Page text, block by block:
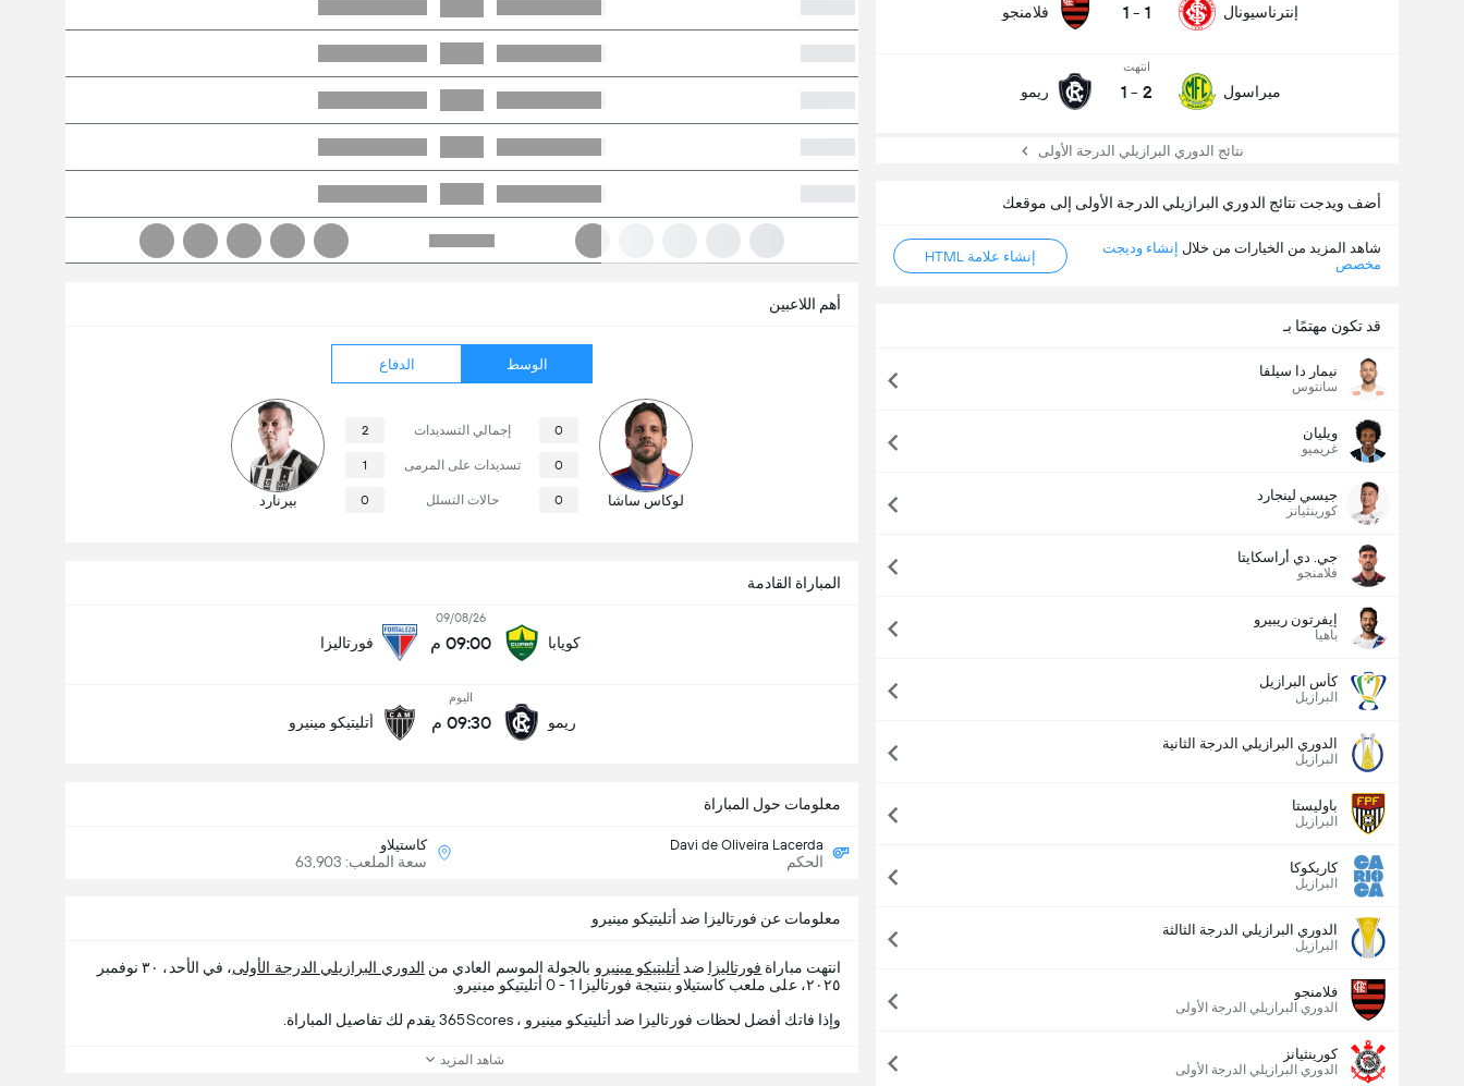
إنترناسيونال 1
-
1 فلامنجو
ميراسول
انتهت
2
-
1 ريمو
نتائج الدوري البرازيلي الدرجة الأولى
أضف ويدجت نتائج الدوري البرازيلي الدرجة الأولى إلى موقعك
شاهد المزيد من الخيارات من خلال إنشاء وديجت
مخصص
إنشاء علامة HTML
قد تكون مهتمًا بـ
نيمار دا سيلفا
سانتوس
ويليان
غريميو
جيسي لينجارد
كورينثيانز
جي. دي أراسكايتا
فلامنجو
إيفرتون ريبيرو
باهيا
كأس البرازيل
البرازيل
الدوري البرازيلي الدرجة الثانية
البرازيل
باوليستا
البرازيل
كاريكوكا
البرازيل
الدوري البرازيلي الدرجة الثالثة
البرازيل
فلامنجو
الدوري البرازيلي الدرجة الأولى
كورينثيانز
الدوري البرازيلي الدرجة الأولى
المباراة القادمة
كويابا
09/08/26
09:00 م فورتاليزا
ريمو
اليوم
09:30 م أتليتيكو مينيرو
أهم اللاعبين
الوسط الدفاع
لوكاس ساشا
0 إجمالي التسديدات 2
0 تسديدات على المرمى 1
0 حالات التسلل 0 بيرنارد
معلومات حول المباراة
Davi de Oliveira Lacerda
الحكم
كاستيلاو
سعة الملعب: 63,903
معلومات عن فورتاليزا ضد أتليتيكو مينيرو
انتهت مباراة فورتاليزا ضد أتليتيكو مينيرو بالجولة الموسم العادي من الدوري البرازيلي الدرجة الأولى
، في الأحد، ٣٠ نوفمبر
٢٠٢٥، على ملعب كاستيلاو بنتيجة فورتاليزا 1 - 0 أتليتيكو مينيرو.
وإذا فاتك أفضل لحظات فورتاليزا ضد أتليتيكو مينيرو ، 365Scores يقدم لك تفاصيل المباراة.
شاهد المزيد